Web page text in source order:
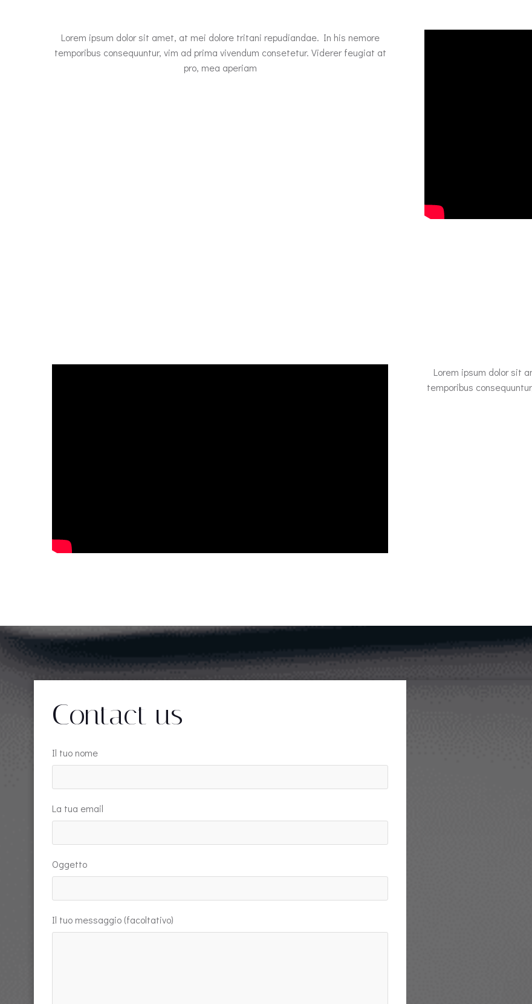
Lorem ipsum dolor sit amet, at mei dolore tritani repudiandae. In his nemore
temporibus consequuntur, vim ad prima vivendum consetetur. Viderer feugiat at
pro, mea aperiam
Lorem ipsum dolor sit
temporibus
Contact us
Il tuo nome
La tua email
Oggetto
Il tuo messaggio (facoltativo)